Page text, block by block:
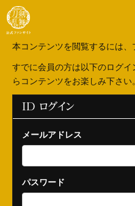
本コンテンツを閲覧するには、
すでに会員の方は以下のログ
らコンテンツをお楽しみ下さい。
ID ログイン
メールアドレス
パスワード